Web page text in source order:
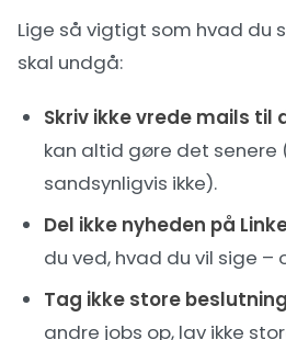
Lige så vigtigt som hvad du
skal undgå:
Skriv ikke vrede mails til
kan altid gøre det senere
sandsynligvis ikke).
Del ikke nyheden på
du ved, hvad du vil sige –
Tag ikke store
andre jobs op, lav ikke